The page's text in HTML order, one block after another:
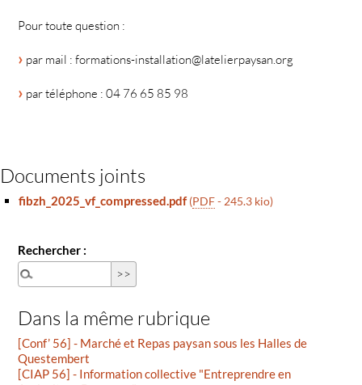
Pour toute question :
par mail : formations-installation@latelierpaysan.org
par téléphone : 04 76 65 85 98
Documents joints
fibzh_2025_vf_compressed.pdf (PDF- 245.3 kio)
Rechercher :
Dans la même rubrique
[Conf’ 56] - Marché et Repas paysan sous les Halles de
Questembert
[CIAP 56] - Information collective "Entreprendre en